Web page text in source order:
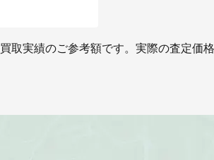
取実績のご参考額です。実際の査定価